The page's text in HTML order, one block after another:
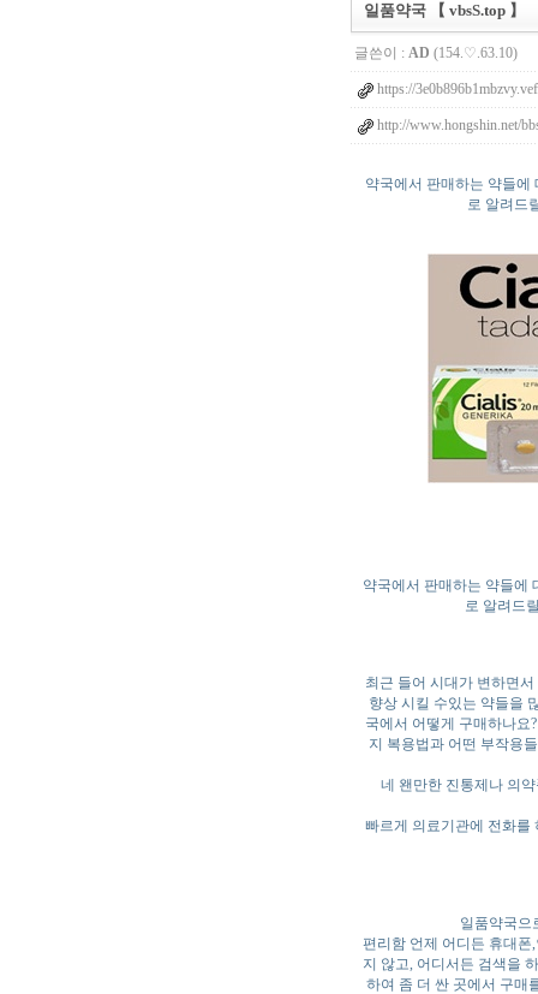
일품약국 【 vbsS.top 】
글쓴이 : AD (154.♡.63.10)
https://
http://www.hongshin.net/
약국에서 판매하는 약들에
로 알려드
약국에서 판매하는 약들에
로 알려드
최근 들어 시대가 변하면
향상 시킬 수있는 약들을
국에서 어떻게 구매하나요
지 복용법과 어떤 부작용
네 왠만한 진통제나 의
빠르게 의료기관에 전화를
일품약국으
편리함 언제 어디든 휴대폰
지 않고, 어디서든 검색을
하여 좀 더 싼 곳에서 구매